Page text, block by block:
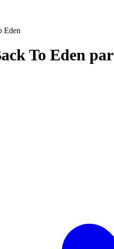
Eden
To Eden par